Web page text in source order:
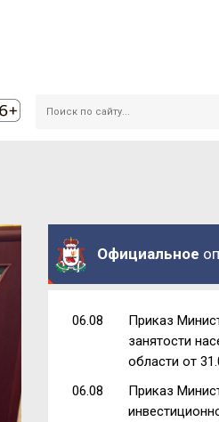
Официальное
06.08
Приказ
занятости
области от
06.08
Приказ